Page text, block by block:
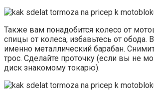
Также вам понадобится колесо от
спицы от колеса, избавьтесь от обода.
именно металлический барабан.
трос. Сделайте проточку (если вы не
диск знакомому токарю).